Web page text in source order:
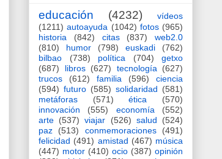
educación (4232)
vídeos
(1211) autoayuda (1042) fotos (965)
historia
(842) citas (837)
web2.0
(810)
humor (798) euskadi
(762)
bilbao
(738) política (704)
getxo
(687)
libros (627) tecnología
(627)
trucos
(612) familia (596)
ciencia
(594) futuro (585) solidaridad (581)
metáforas
(571) ética
(570)
innovación
(555) economía
(552)
arte (537) viajar (526) salud
(524)
paz
(513) conmemoraciones
(491)
felicidad (491) amistad (467) música
(447) motor (410) ocio (387) opinión